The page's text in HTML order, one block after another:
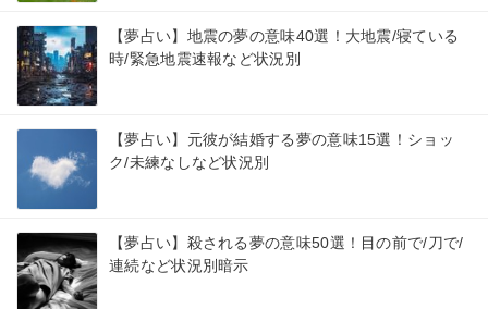
【夢占い】地震の夢の意味40選！大地震/寝ている
時/緊急地震速報など状況別
【夢占い】元彼が結婚する夢の意味15選！ショッ
ク/未練なしなど状況別
【夢占い】殺される夢の意味50選！目の前で/刀で/
連続など状況別暗示